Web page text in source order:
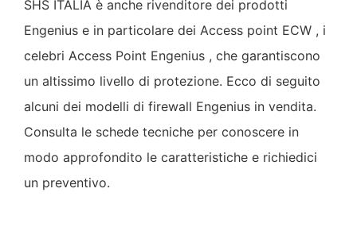
SHS ITALIA è anche rivenditore dei prodotti
Engenius e in particolare dei Access point ECW , i
celebri Access Point Engenius , che garantiscono
un altissimo livello di protezione. Ecco di seguito
alcuni dei modelli di firewall Engenius in vendita.
Consulta le schede tecniche per conoscere in
modo approfondito le caratteristiche e richiedici
un preventivo.